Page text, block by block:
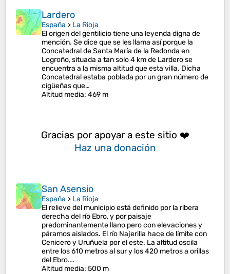
Lardero
España > La Rioja
El origen del gentilicio tiene una leyenda digna de
mención. Se dice que se les llama así porque la
Concatedral de Santa María de la Redonda en
Logroño, situada a tan solo 4 km de Lardero se
encuentra a la misma altitud que esta villa. Dicha
Concatedral estaba poblada por un gran número de
cigüeñas que…
Altitud media: 469 m
Gracias por apoyar a este sitio ❤️
Haz una donación
San Asensio
España > La Rioja
El relieve del municipio está definido por la ribera
derecha del río Ebro, y por paisaje
predominantemente llano pero con elevaciones y
páramos aislados. El río Najerilla hace de límite con
Cenicero y Uruñuela por el este. La altitud oscila
entre los 610 metros al sur y los 420 metros a orillas
del Ebro.…
Altitud media: 500 m